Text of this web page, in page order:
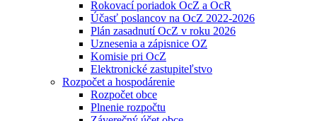
Rokovací poriadok OcZ a OcR
Účasť poslancov na OcZ 2022-2026
Plán zasadnutí OcZ v roku 2026
Uznesenia a zápisnice OZ
Komisie pri OcZ
Elektronické zastupiteľstvo
Rozpočet a hospodárenie
Rozpočet obce
Plnenie rozpočtu